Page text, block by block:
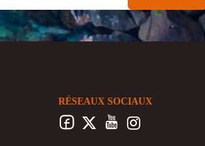
RÉSEAUX SOCIAUX